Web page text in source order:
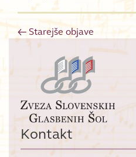
Posts
← Starejše objave
Kontakt